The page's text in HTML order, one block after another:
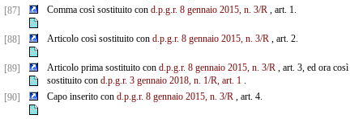
[87]
Comma così sostituito con d.p.g.r. 8 gennaio 2015, n. 3/R, art. 1.
[88] Articolo così sostituito con d.p.g.r. 8 gennaio 2015, n. 3/R, art. 2.
[89] Articolo prima sostituito con d.p.g.r. 8 gennaio 2015, n. 3/R, art. 3, ed ora così
sostituito con d.p.g.r. 3 gennaio 2018, n. 1/R, art. 1.
[90]
Capo inserito con d.p.g.r. 8 gennaio 2015, n. 3/R, art. 4.